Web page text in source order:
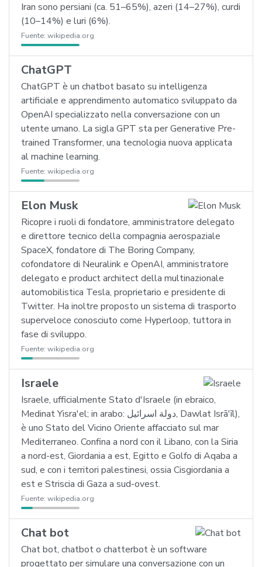
Iran sono persiani (ca. 51–65%), azeri (14–27%), curdi
(10–14%) e luri (6%).
Fuente: wikipedia.org
ChatGPT
ChatGPT è un chatbot basato su intelligenza
artificiale e apprendimento automatico sviluppato da
OpenAI specializzato nella conversazione con un
utente umano. La sigla GPT sta per Generative Pre-
trained Transformer, una tecnologia nuova applicata
al machine learning.
Fuente: wikipedia.org
Elon Musk
Ricopre i ruoli di fondatore, amministratore delegato
e direttore tecnico della compagnia aerospaziale
SpaceX, fondatore di The Boring Company,
cofondatore di Neuralink e OpenAI, amministratore
delegato e product architect della multinazionale
automobilistica Tesla, proprietario e presidente di
Twitter. Ha inoltre proposto un sistema di trasporto
superveloce conosciuto come Hyperloop, tuttora in
fase di sviluppo.
Fuente: wikipedia.org
Israele
Israele, ufficialmente Stato d'Israele (in ebraico,
Medinat Yisra'el; in arabo: دولة اسرائيل, Dawlat Isrā'īl),
è uno Stato del Vicino Oriente affacciato sul mar
Mediterraneo. Confina a nord con il Libano, con la Siria
a nord-est, Giordania a est, Egitto e Golfo di Aqaba a
sud, e con i territori palestinesi, ossia Cisgiordania a
est e Striscia di Gaza a sud-ovest.
Fuente: wikipedia.org
Chat bot
Chat bot, chatbot o chatterbot è un software
progettato per simulare una conversazione con un